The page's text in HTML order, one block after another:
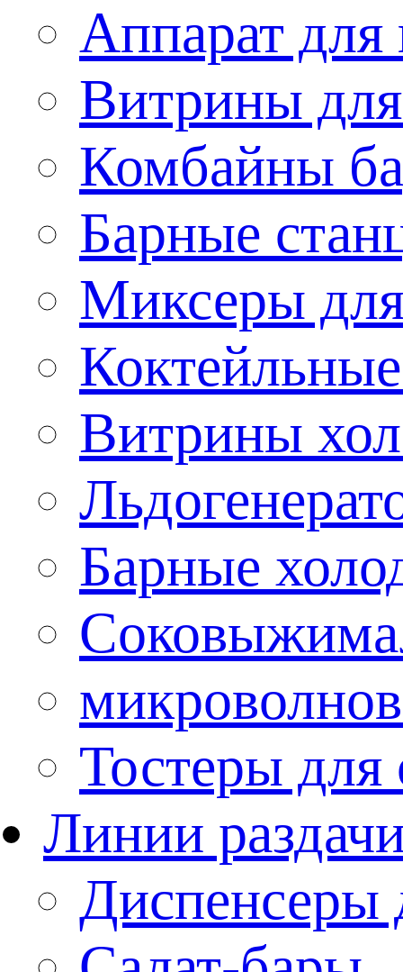
Аппарат для
Витрины
Комбайны
Барные
Миксеры
Витрины
Барные
Тостеры
Линии
Диспенсеры